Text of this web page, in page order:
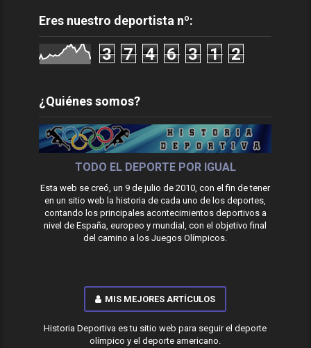
Eres nuestro deportista nº:
3 7 4 6 3 1 2
¿Quiénes somos?
TODO EL DEPORTE POR IGUAL
Esta web se creó, un 9 de julio de 2010, con el fin de tener
en un sitio web la historia de cada uno de los deportes,
contando los principales acontecimientos deportivos a
nivel de España, europeo y mundial, con el objetivo final
del camino a los Juegos Olímpicos.
MIS MEJORES ARTÍCULOS
Historia Deportiva es tu sitio web para seguir el deporte
olímpico y el deporte americano.